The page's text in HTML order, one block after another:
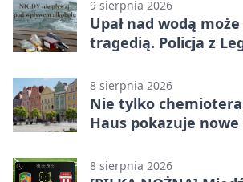
9 sierpnia 2026
Upał nad wodą
tragedią. Policja z
8 sierpnia 2026
Nie tylko
Haus pokazuje nowe
8 sierpnia 2026